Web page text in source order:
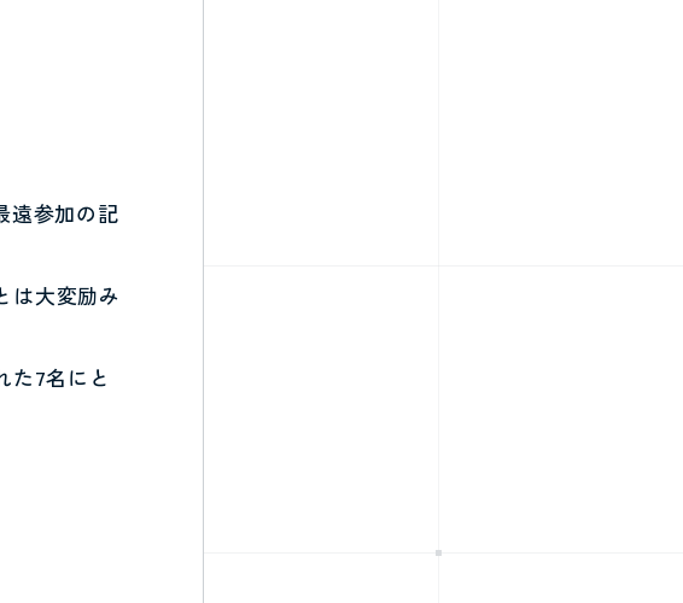
遠参加の記
は大変励み
た7名にと